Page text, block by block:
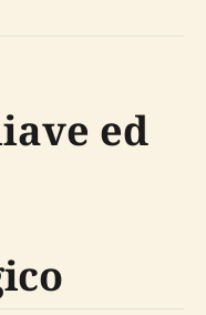
ed